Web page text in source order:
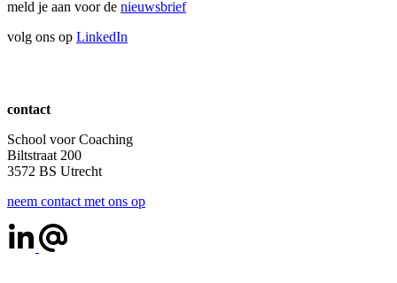
meld je aan voor de nieuwsbrief
volg ons op LinkedIn
contact
School voor Coaching
Biltstraat 200
3572 BS Utrecht
neem contact met ons op